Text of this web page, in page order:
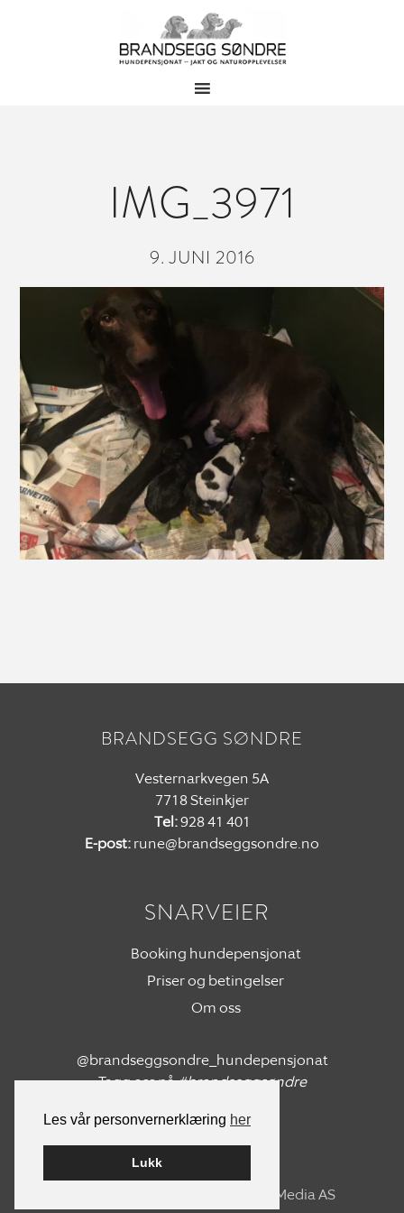
Les vår personvernerklæring her
Lukk
IMG_3971
9. JUNI 2016
BRANDSEGG SØNDRE
Vesternarkvegen 5A
7718 Steinkjer
Tel:928 41 401
E-post:rune@brandseggsondre.no
SNARVEIER
Booking hundepensjonat
Priser og betingelser
Om oss
@brandseggsondre_hundepensjonat
Tagg oss på#brandseggsøndre
Smart Media AS